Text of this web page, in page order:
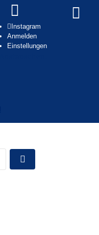
Instagram
Anmelden
Einstellungen